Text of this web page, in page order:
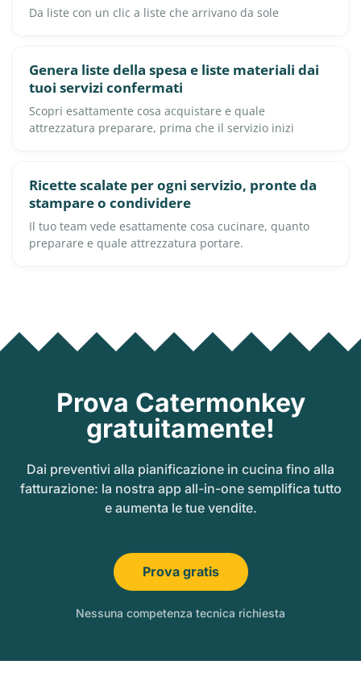
Da liste con un clic a liste che arrivano da sole
Genera liste della spesa e liste materiali dai
tuoi servizi confermati
Scopri esattamente cosa acquistare e quale
attrezzatura preparare, prima che il servizio inizi
Ricette scalate per ogni servizio, pronte da
stampare o condividere
Il tuo team vede esattamente cosa cucinare, quanto
preparare e quale attrezzatura portare.
Prova Catermonkey
gratuitamente!
Dai preventivi alla pianificazione in cucina fino alla
fatturazione: la nostra app all-in-one semplifica tutto
e aumenta le tue vendite.
Prova gratis
Nessuna competenza tecnica richiesta